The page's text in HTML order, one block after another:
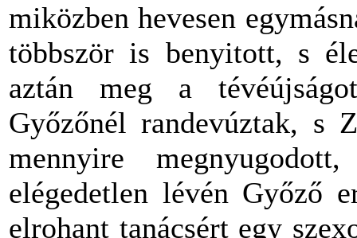
miközben hevesen
többször is benyitott, s
aztán meg a
Győzőnél randevúztak, s
mennyire
elégedetlen lévén Győző
elrohant tanácsért egy